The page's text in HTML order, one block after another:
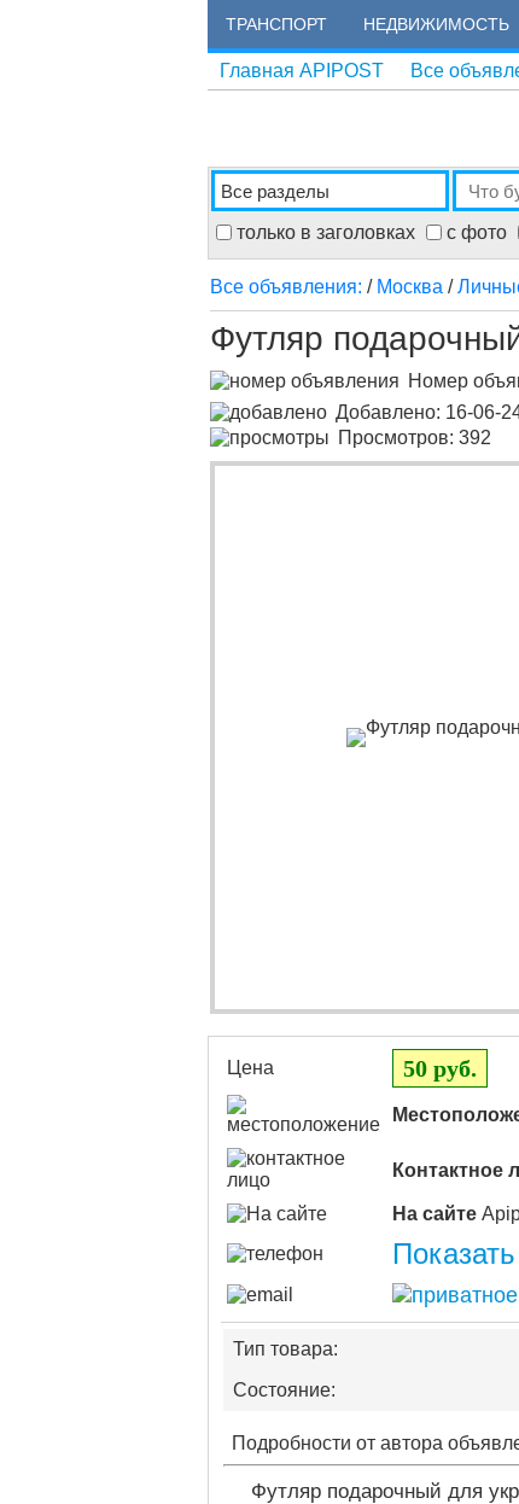
ТРАНСПОРТ НЕДВИЖИМОСТЬ
Главная APIPOST Все
только в заголовках с фото
Все объявления: / Москва /
Футляр
Номер
Добавлено: 16-06-
Просмотров: 392
Цена 50 руб.
Контактное
На сайте
Тип товара:
Состояние:
Подробности от автора
Футляр подарочный для